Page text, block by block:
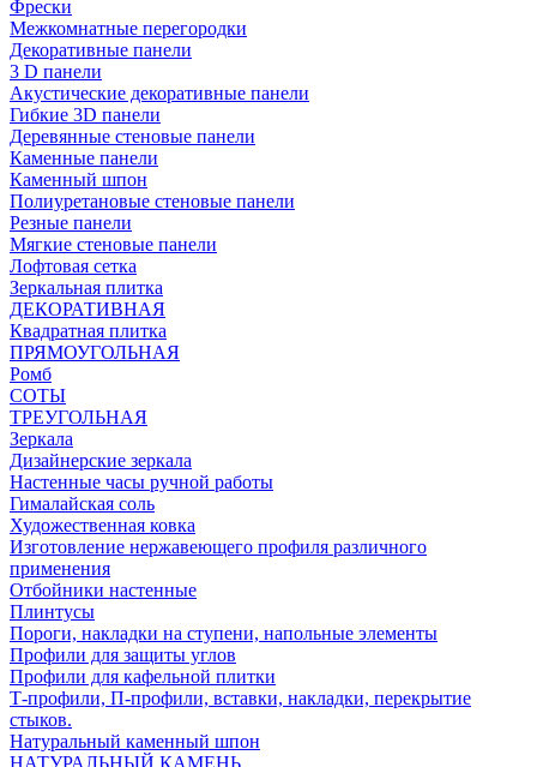
Фрески
Межкомнатные перегородки
Декоративные панели
3 D панели
Акустические декоративные панели
Гибкие 3D панели
Деревянные стеновые панели
Каменные панели
Каменный шпон
Полиуретановые стеновые панели
Резные панели
Мягкие стеновые панели
Лофтовая сетка
Зеркальная плитка
ДЕКОРАТИВНАЯ
Квадратная плитка
ПРЯМОУГОЛЬНАЯ
Ромб
СОТЫ
ТРЕУГОЛЬНАЯ
Зеркала
Дизайнерские зеркала
Настенные часы ручной работы
Гималайская соль
Художественная ковка
Изготовление нержавеющего профиля различного
применения
Отбойники настенные
Плинтусы
Пороги, накладки на ступени, напольные элементы
Профили для защиты углов
Профили для кафельной плитки
Т-профили, П-профили, вставки, накладки, перекрытие
стыков.
Натуральный каменный шпон
НАТУРАЛЬНЫЙ КАМЕНЬ